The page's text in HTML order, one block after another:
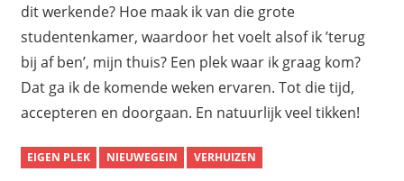
dit werkende? Hoe maak ik van die grote
studentenkamer, waardoor het voelt alsof ik ’terug
bij af ben’, mijn thuis? Een plek waar ik graag kom?
Dat ga ik de komende weken ervaren. Tot die tijd,
accepteren en doorgaan. En natuurlijk veel tikken!
EIGEN PLEK NIEUWEGEIN VERHUIZEN